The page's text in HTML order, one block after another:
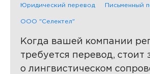
Юридический перевод Письменный
ООО "Селектел"
Когда вашей компании
требуется перевод, стоит
о лингвистическом